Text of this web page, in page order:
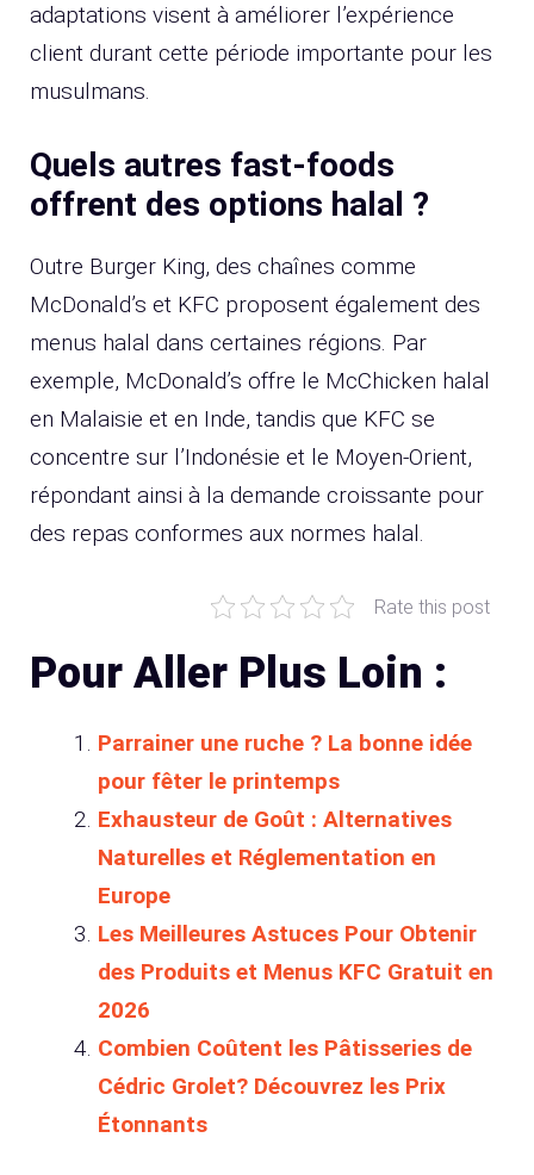
adaptations visent à améliorer l’expérience
client durant cette période importante pour les
musulmans.
Quels autres fast-foods
offrent des options halal ?
Outre Burger King, des chaînes comme
McDonald’s et KFC proposent également des
menus halal dans certaines régions. Par
exemple, McDonald’s offre le McChicken halal
en Malaisie et en Inde, tandis que KFC se
concentre sur l’Indonésie et le Moyen-Orient,
répondant ainsi à la demande croissante pour
des repas conformes aux normes halal.
Rate this post
Pour Aller Plus Loin :
Parrainer une ruche ? La bonne idée
pour fêter le printemps
Exhausteur de Goût : Alternatives
Naturelles et Réglementation en
Europe
Les Meilleures Astuces Pour Obtenir
des Produits et Menus KFC Gratuit en
2026
Combien Coûtent les Pâtisseries de
Cédric Grolet? Découvrez les Prix
Étonnants